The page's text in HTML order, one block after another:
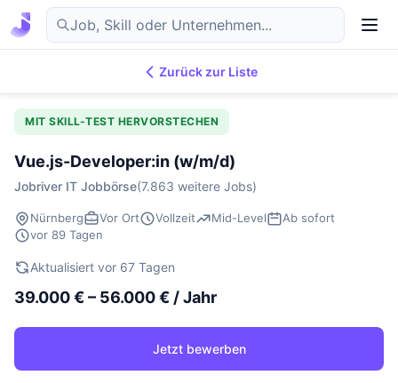
DE
Zurück zur Liste
MIT SKILL-TEST HERVORSTECHEN
Vue.js-Developer:in (w/m/d)
Jobriver IT Jobbörse(7.863 weitere Jobs)
Nürnberg Vor Ort Vollzeit Mid-Level
Ab sofort
vor 89 Tagen
Aktualisiert vor 67 Tagen
39.000 € – 56.000 € / Jahr
Jetzt bewerben